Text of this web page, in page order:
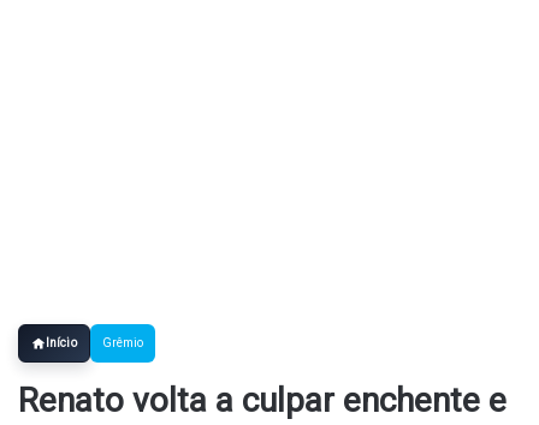
Início Grêmio
Renato volta a culpar enchente e